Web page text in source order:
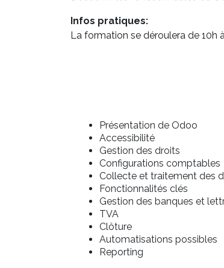
Infos pratiques:
La formation se déroulera de 10h
Présentation de Odoo
Accessibilité
Gestion des droits
Configurations comptables
Collecte et traitement des
Fonctionnalités clés
Gestion des banques et
TVA
Clôture
Automatisations possibles
Reporting